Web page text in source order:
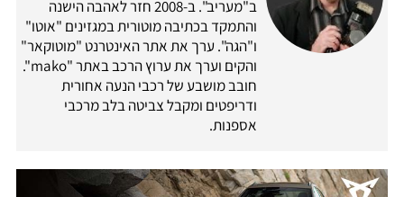
ב"מעריב". ב-2008 חזר לאהבה הישנה
והתמקד בכתיבה מוטורית במגזינים "אוטו"
ו"הגה". ערך את אתר האינטרנט "מוטוקאר"
והקים וערך את ערוץ הרכב באתר "mako".
חובב מושבע של רכבי הנעה אחורית
ודריפטים ומקבל צביטה בלב מרכבי
אספנות.